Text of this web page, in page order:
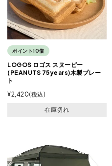
ポイント10倍
LOGOS ロゴス スヌーピー
(PEANUTS 75years)木製プレー
ト
¥2,420 税込
在庫切れ